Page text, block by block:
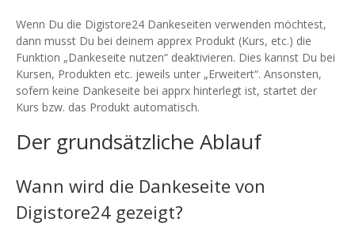
Wenn Du die Digistore24 Dankeseiten verwenden möchtest,
dann musst Du bei deinem apprex Produkt (Kurs, etc.) die
Funktion „Dankeseite nutzen“ deaktivieren. Dies kannst Du bei
Kursen, Produkten etc. jeweils unter „Erweitert“. Ansonsten,
sofern keine Dankeseite bei apprx hinterlegt ist, startet der
Kurs bzw. das Produkt automatisch.
Der grundsätzliche Ablauf
Wann wird die Dankeseite von
Digistore24 gezeigt?